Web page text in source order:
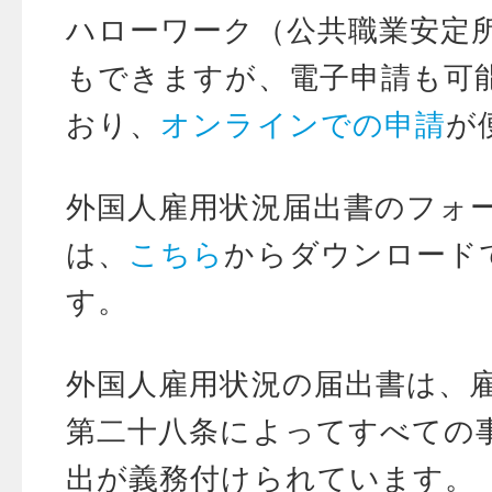
ハローワーク（公共職業安定
もできますが、電子申請も可
おり、 オンラインでの申請が
外国人雇用状況届出書のフォ
は、 こちら からダウンロード
す。
外国人雇用状況の届出書は、
第二十八条によってすべての
出が義務付けられています。